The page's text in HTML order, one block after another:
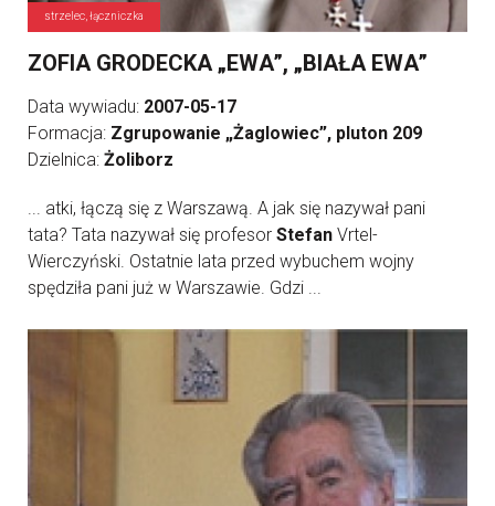
strzelec, łączniczka
ZOFIA GRODECKA „EWA”, „BIAŁA EWA”
Data wywiadu: 2007-05-17
Formacja: Zgrupowanie „Żaglowiec”, pluton 209
Dzielnica: Żoliborz
... atki, łączą się z Warszawą. A jak się nazywał pani
tata? Tata nazywał się profesor Stefan Vrtel-
Wierczyński. Ostatnie lata przed wybuchem wojny
spędziła pani już w Warszawie. Gdzi ...